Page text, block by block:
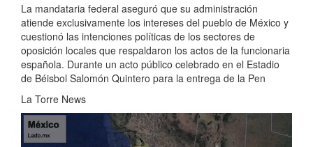
La mandataria federal aseguró que su administración
atiende exclusivamente los intereses del pueblo de México y
cuestionó las intenciones políticas de los sectores de
oposición locales que respaldaron los actos de la funcionaria
española. Durante un acto público celebrado en el Estadio
de Béisbol Salomón Quintero para la entrega de la Pen
La Torre News